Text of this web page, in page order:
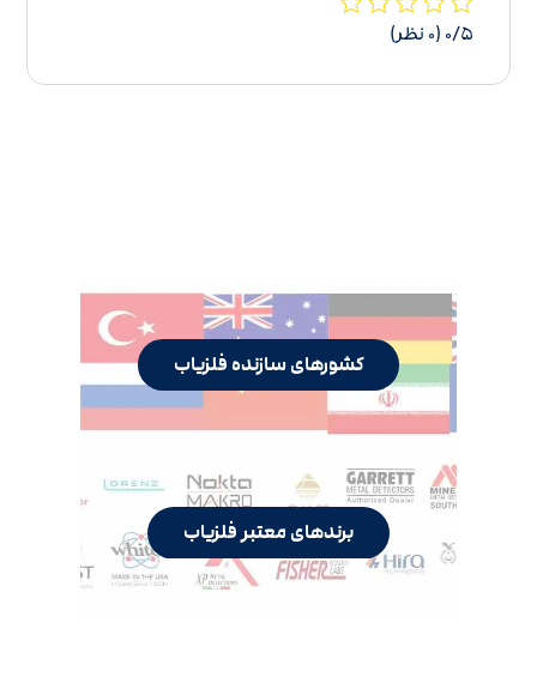
‫۰/۵ ‫(۰ نظر)
کشورهای سازنده فلزیاب
برندهای معتبر فلزیاب